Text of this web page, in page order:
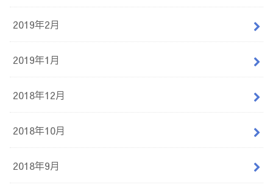
2019年2月
2019年1月
2018年12月
2018年10月
2018年9月